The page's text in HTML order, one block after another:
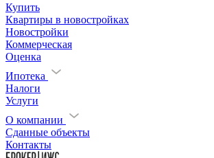
Купить
Квартиры в новостройках
Новостройки
Коммерческая
Оценка
Ипотека
Налоги
Услуги
О компании
Сданные объекты
Контакты